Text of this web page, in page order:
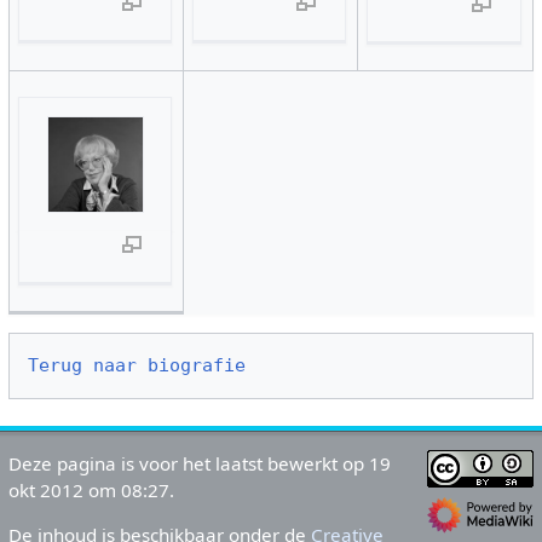
Terug naar biografie
Deze pagina is voor het laatst bewerkt op 19
okt 2012 om 08:27.
De inhoud is beschikbaar onder de Creative